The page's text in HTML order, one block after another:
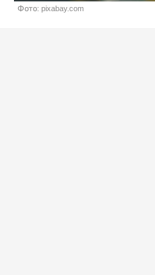
Фото: pixabay.com